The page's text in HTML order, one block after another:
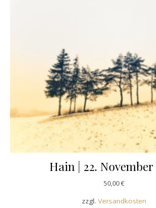
Hain | 22. November
50,00€
zzgl. Versandkosten